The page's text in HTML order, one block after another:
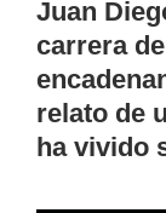
Juan
carrera
relato de
ha vivido